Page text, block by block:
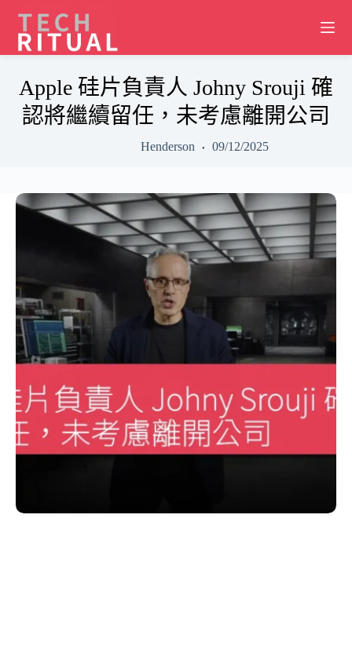
content
Apple 硅片負責人 Johny Srouji 確
認將繼續留任，未考慮離開公司
Henderson 09/12/2025